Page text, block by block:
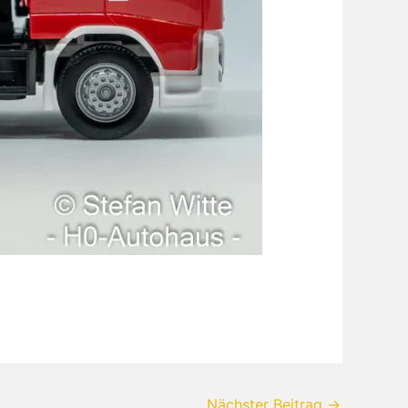
Nächster Beitrag →